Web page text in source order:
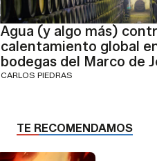
Agua (y algo más)
calentamiento global
bodegas del Marco de
CARLOS PIEDRAS